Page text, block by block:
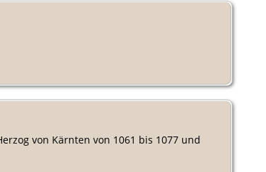
von Kärnten von 1061 bis 1077 und